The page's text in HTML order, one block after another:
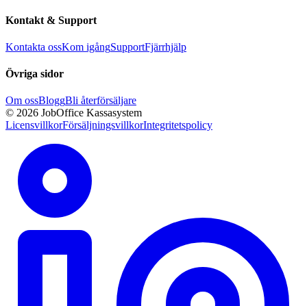
Kontakt & Support
Kontakta ossKom igångSupportFjärrhjälp
Övriga sidor
Om ossBloggBli återförsäljare
© 2026 JobOffice Kassasystem
LicensvillkorFörsäljningsvillkorIntegritetspolicy